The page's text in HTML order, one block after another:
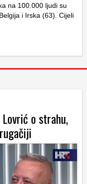
na 100.000 ljudi su
i Irska (63). Cijeli
o strahu,